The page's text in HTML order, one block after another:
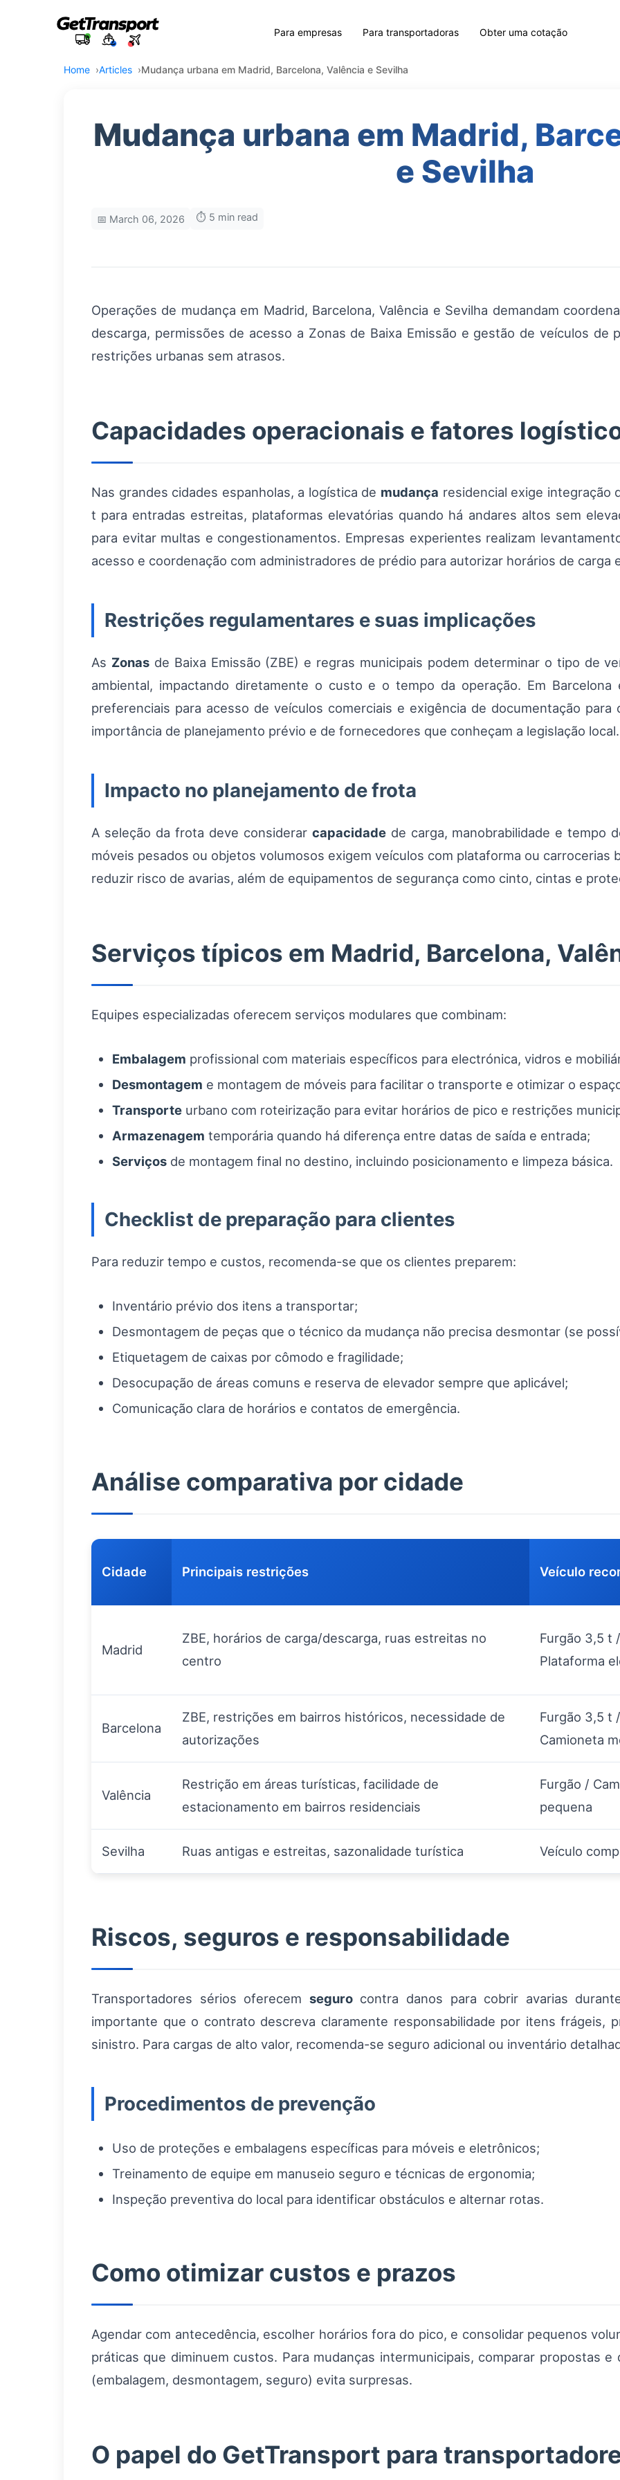
Para empresas Para transportadoras Obter uma cotação
Home Articles Mudança urbana em Madrid, Barcelona, Valência e Sevilha
Mudança urbana em Madrid,
e Sevilha
📅 March 06, 2026 ⏱️ 5 min read
Operações de mudança em Madrid, Barcelona, Valência e Sevilha demandam
descarga, permissões de acesso a Zonas de Baixa Emissão e gestão de veículos de
restrições urbanas sem atrasos.
Capacidades operacionais e fatores
Nas grandes cidades espanholas, a logística de mudança residencial exige integração
t para entradas estreitas, plataformas elevatórias quando há andares altos sem
para evitar multas e congestionamentos. Empresas experientes realizam
acesso e coordenação com administradores de prédio para autorizar horários de carga
Restrições regulamentares e suas implicações
As Zonasde Baixa Emissão (ZBE) e regras municipais podem determinar o tipo de
ambiental, impactando diretamente o custo e o tempo da operação. Em
preferenciais para acesso de veículos comerciais e exigência de documentação
importância de planejamento prévio e de fornecedores que conheçam a legislação local.
Impacto no planejamento de frota
A seleção da frota deve considerar capacidadede carga, manobrabilidade e tempo
móveis pesados ou objetos volumosos exigem veículos com plataforma ou carrocerias
reduzir risco de avarias, além de equipamentos de segurança como cinto, cintas e
Serviços típicos em Madrid, Barcelona,
Equipes especializadas oferecem serviços modulares que combinam:
Embalagem profissional com materiais específicos para electrónica, vidros e
Desmontagem e montagem de móveis para facilitar o transporte e otimizar o
Transporte urbano com roteirização para evitar horários de pico e restrições
Armazenagem temporária quando há diferença entre datas de saída e entrada;
Serviços de montagem final no destino, incluindo posicionamento e limpeza básica.
Checklist de preparação para clientes
Para reduzir tempo e custos, recomenda-se que os clientes preparem:
Inventário prévio dos itens a transportar;
Desmontagem de peças que o técnico da mudança não precisa desmontar (se
Etiquetagem de caixas por cômodo e fragilidade;
Desocupação de áreas comuns e reserva de elevador sempre que aplicável;
Comunicação clara de horários e contatos de emergência.
Análise comparativa por cidade
Cidade Principais restrições Veículo
Madrid
ZBE, horários de carga/descarga, ruas estreitas no
centro
Furgão 3,5 t /
Plataforma
Barcelona
ZBE, restrições em bairros históricos, necessidade de
autorizações
Furgão 3,5 t /
Camioneta
Valência
Restrição em áreas turísticas, facilidade de
estacionamento em bairros residenciais
Furgão /
pequena
Sevilha Ruas antigas e estreitas, sazonalidade turística Veículo
Riscos, seguros e responsabilidade
Transportadores sérios oferecem segurocontra danos para cobrir avarias
importante que o contrato descreva claramente responsabilidade por itens frágeis,
sinistro. Para cargas de alto valor, recomenda-se seguro adicional ou inventário
Procedimentos de prevenção
Uso de proteções e embalagens específicas para móveis e eletrônicos;
Treinamento de equipe em manuseio seguro e técnicas de ergonomia;
Inspeção preventiva do local para identificar obstáculos e alternar rotas.
Como otimizar custos e prazos
Agendar com antecedência, escolher horários fora do pico, e consolidar pequenos
práticas que diminuem custos. Para mudanças intermunicipais, comparar propostas
(embalagem, desmontagem, seguro) evita surpresas.
O papel do GetTransport para